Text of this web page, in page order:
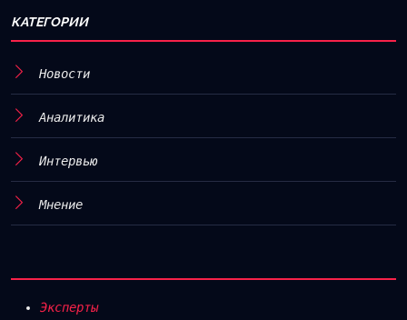
КАТЕГОРИИ
Новости
Аналитика
Интервью
Мнение
Эксперты